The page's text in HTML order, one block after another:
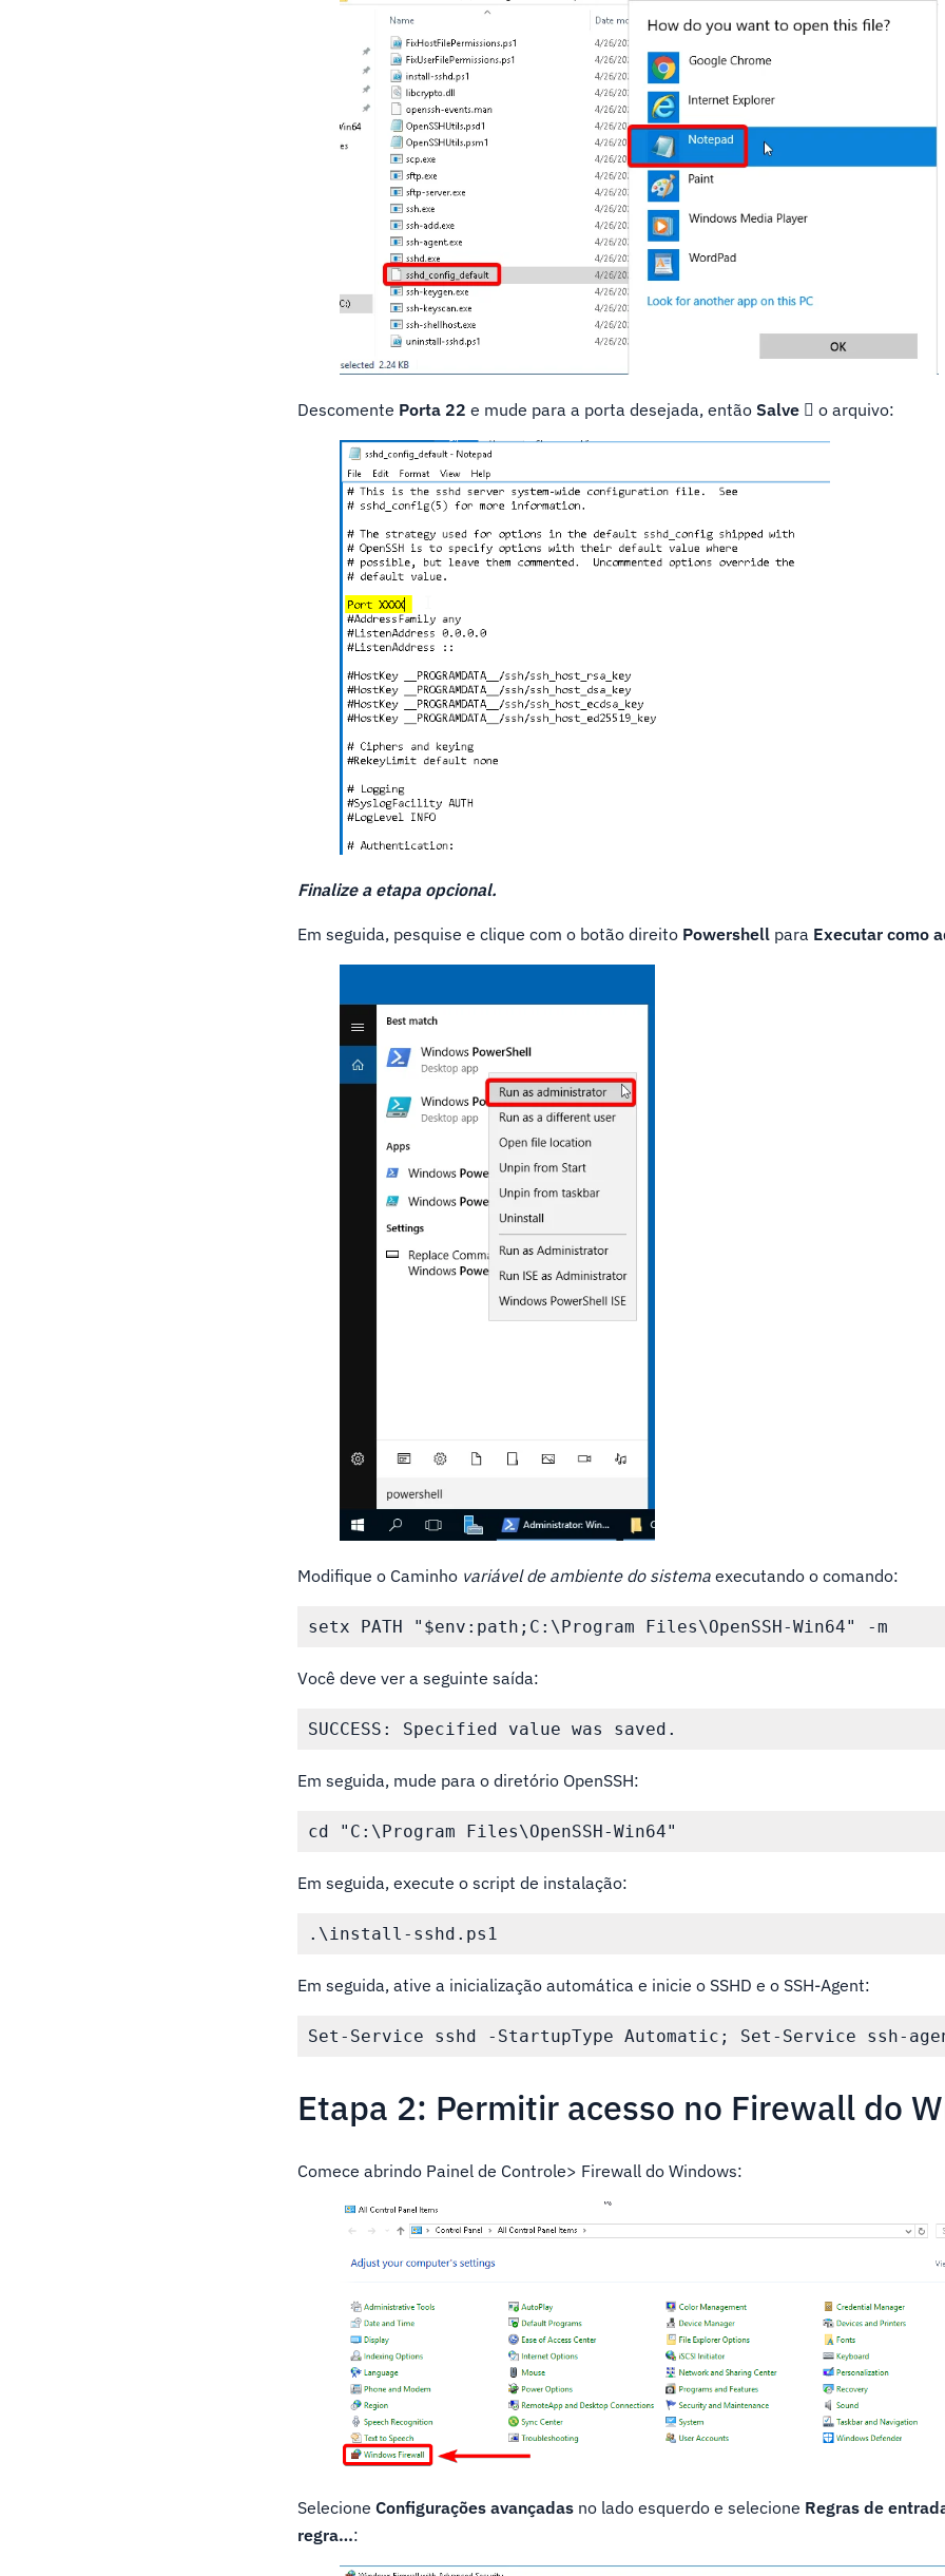
Descomente Porta 22 e mude para a porta desejada, entãoSalve  o arquivo:
Finalize a etapa opcional.
Em seguida, pesquise e clique com o botão direito Powershell para Executar como
Modifique o Caminho variável de ambiente do sistema executando o comando:
Você deve ver a seguinte saída:
Em seguida, mude para o diretório OpenSSH:
Em seguida, execute o script de instalação:
Em seguida, ative a inicialização automática e inicie o SSHD e o SSH-Agent:
Etapa 2: Permitir acesso no Firewall do
Comece abrindo Painel de Controle> Firewall do Windows:
SelecioneConfigurações avançadas no lado esquerdo e selecione Regras de
regra…: